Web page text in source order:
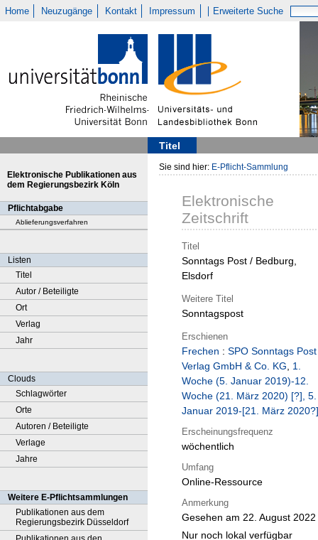
Home Neuzugänge Kontakt Impressum Erweiterte Suche
Titel
Elektronische Publikationen aus
dem Regierungsbezirk Köln
Pflichtabgabe
Ablieferungsverfahren
Listen
Titel
Autor / Beteiligte
Ort
Verlag
Jahr
Clouds
Schlagwörter
Orte
Autoren / Beteiligte
Verlage
Jahre
Weitere E-Pflichtsammlungen
Publikationen aus dem
Regierungsbezirk Düsseldorf
Sie sind hier: E-Pflicht-Sammlung
Elektronische
Zeitschrift
Titel
Sonntags Post / Bedburg,
Elsdorf
Weitere Titel
Sonntagspost
Erschienen
Frechen : SPO Sonntags Post
Verlag GmbH & Co. KG, 1.
Woche (5. Januar 2019)-12.
Woche (21. März 2020) [?], 5.
Januar 2019-[21. März 2020?]
Erscheinungsfrequenz
wöchentlich
Umfang
Online-Ressource
Anmerkung
Gesehen am 22. August 2022
Nur noch lokal verfügbar